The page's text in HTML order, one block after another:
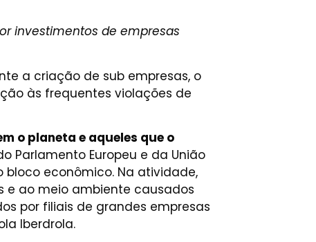
investimentos de empresas
a criação de sub empresas, o
às frequentes violações de
o planeta e aqueles que o
Parlamento Europeu e da União
econômico. Na atividade,
e ao meio ambiente causados
por filiais de grandes empresas
Iberdrola.